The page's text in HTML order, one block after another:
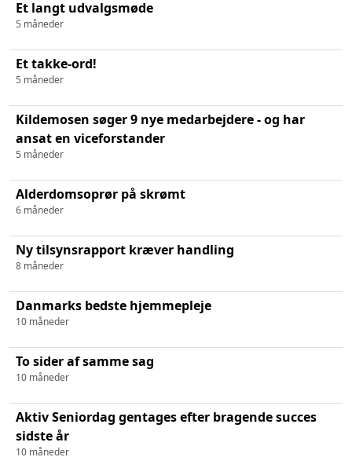
Et langt udvalgsmøde
5 måneder
Et takke-ord!
5 måneder
Kildemosen søger 9 nye medarbejdere - og har
ansat en viceforstander
5 måneder
Alderdomsoprør på skrømt
6 måneder
Ny tilsynsrapport kræver handling
8 måneder
Danmarks bedste hjemmepleje
10 måneder
To sider af samme sag
10 måneder
Aktiv Seniordag gentages efter bragende succes
sidste år
10 måneder